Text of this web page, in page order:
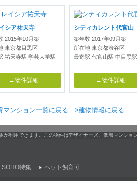
シア祐天寺
:2015年10月築
:東京都目黒区
:祐天寺駅 学芸大学駅
→物件詳細
シティカレント代官山
築年数:2017年09月築
所在地:東京都渋谷区
最寄駅:代官山駅 中目黒駅
→物件詳細
マンション一覧に戻る >建物情報に戻る
利用できます。この物件はデザイナーズ、低層マンショ
SOHO特集 ペット飼育可